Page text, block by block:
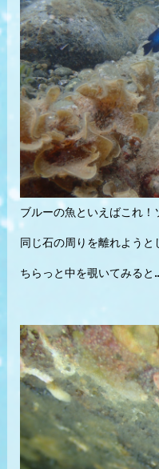
ブルーの魚といえばこれ！
同じ石の周りを離れようと
ちらっと中を覗いてみると